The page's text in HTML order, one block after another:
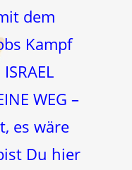
dem
Kampf
WEG –
es wäre
Du hier